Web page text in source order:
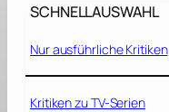
e
c
h
w
SCHNELLAUSWAHL
Nur ausführliche Kritiken
Kritiken zu TV-Serien